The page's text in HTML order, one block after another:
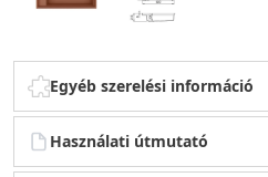
Egyéb szerelési információ
Használati útmutató